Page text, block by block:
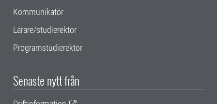
Kommunikatör
Lärare/studierektor
Programstudierektor
Senaste nytt från